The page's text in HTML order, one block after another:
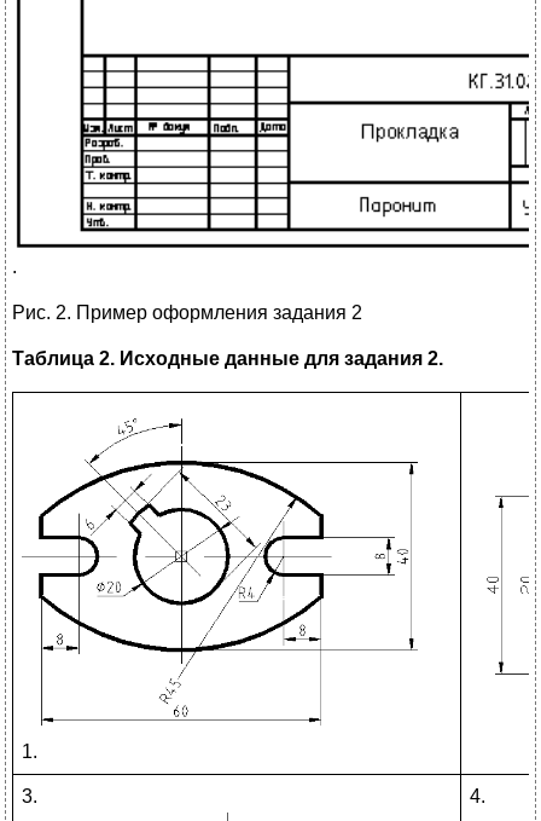
.
Рис. 2. Пример оформления задания 2
Таблица 2. Исходные данные для задания 2.
1.
3. 4.